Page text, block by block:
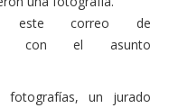
a este correo de
con el asunto
un jurado